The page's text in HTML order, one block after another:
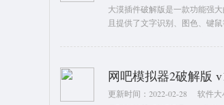
大漠插件破解版是一款功能强
且提供了文字识别、图色、键
网吧模拟器2破解版
更新时间： 2022-02-28 软件大